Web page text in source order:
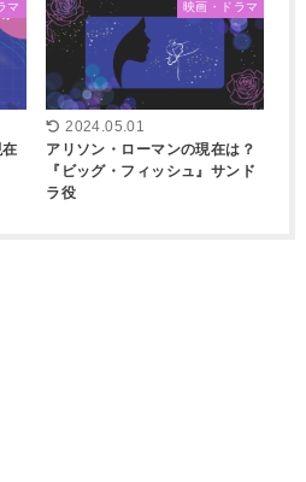
マ 映画・ドラマ
2024.05.01
アリソン・ローマンの現在は？
『ビッグ・フィッシュ』サンド
ラ役